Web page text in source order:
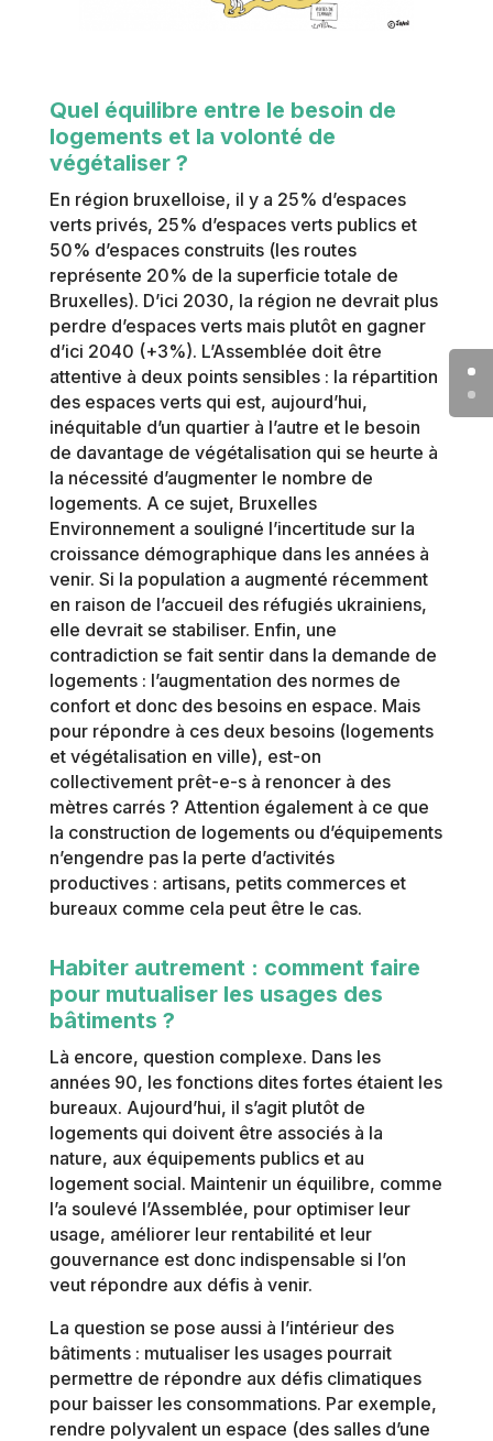
Quel équilibre entre le besoin de
logements et la volonté de
végétaliser ?
En région bruxelloise, il y a 25% d’espaces
verts privés, 25% d’espaces verts publics et
50% d’espaces construits (les routes
représente 20% de la superficie totale de
Bruxelles). D’ici 2030, la région ne devrait plus
perdre d’espaces verts mais plutôt en gagner
d’ici 2040 (+3%). L’Assemblée doit être
attentive à deux points sensibles : la répartition
des espaces verts qui est, aujourd’hui,
inéquitable d’un quartier à l’autre et le besoin
de davantage de végétalisation qui se heurte à
la nécessité d’augmenter le nombre de
logements. A ce sujet, Bruxelles
Environnement a souligné l’incertitude sur la
croissance démographique dans les années à
venir. Si la population a augmenté récemment
en raison de l’accueil des réfugiés ukrainiens,
elle devrait se stabiliser. Enfin, une
contradiction se fait sentir dans la demande de
logements : l’augmentation des normes de
confort et donc des besoins en espace. Mais
pour répondre à ces deux besoins (logements
et végétalisation en ville), est-on
collectivement prêt-e-s à renoncer à des
mètres carrés ? Attention également à ce que
la construction de logements ou d’équipements
n’engendre pas la perte d’activités
productives : artisans, petits commerces et
bureaux comme cela peut être le cas.
Habiter autrement : comment faire
pour mutualiser les usages des
bâtiments ?
Là encore, question complexe. Dans les
années 90, les fonctions dites fortes étaient les
bureaux. Aujourd’hui, il s’agit plutôt de
logements qui doivent être associés à la
nature, aux équipements publics et au
logement social. Maintenir un équilibre, comme
l’a soulevé l’Assemblée, pour optimiser leur
usage, améliorer leur rentabilité et leur
gouvernance est donc indispensable si l’on
veut répondre aux défis à venir.
La question se pose aussi à l’intérieur des
bâtiments : mutualiser les usages pourrait
permettre de répondre aux défis climatiques
pour baisser les consommations. Par exemple,
rendre polyvalent un espace (des salles d’une